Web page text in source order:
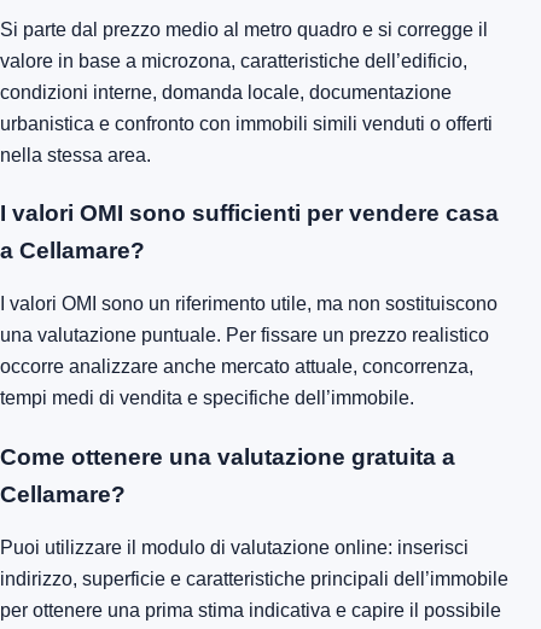
Si parte dal prezzo medio al metro quadro e si corregge il
valore in base a microzona, caratteristiche dell’edificio,
condizioni interne, domanda locale, documentazione
urbanistica e confronto con immobili simili venduti o offerti
nella stessa area.
I valori OMI sono sufficienti per vendere casa
a Cellamare?
I valori OMI sono un riferimento utile, ma non sostituiscono
una valutazione puntuale. Per fissare un prezzo realistico
occorre analizzare anche mercato attuale, concorrenza,
tempi medi di vendita e specifiche dell’immobile.
Come ottenere una valutazione gratuita a
Cellamare?
Puoi utilizzare il modulo di valutazione online: inserisci
indirizzo, superficie e caratteristiche principali dell’immobile
per ottenere una prima stima indicativa e capire il possibile